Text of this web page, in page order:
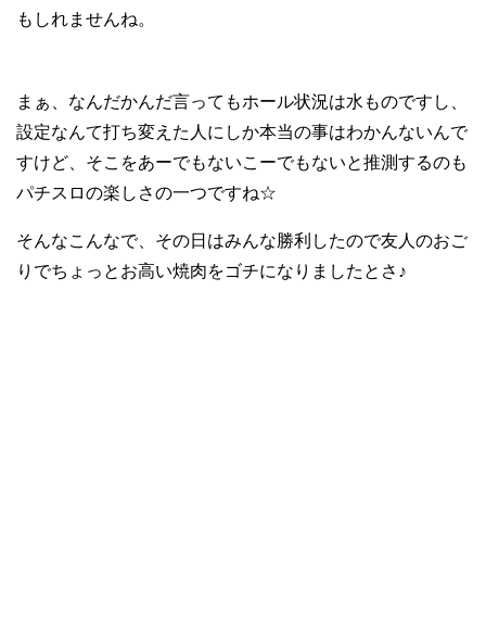
もしれませんね。
まぁ、なんだかんだ言ってもホール状況は水ものですし、
設定なんて打ち変えた人にしか本当の事はわかんないんで
すけど、そこをあーでもないこーでもないと推測するのも
パチスロの楽しさの一つですね☆
そんなこんなで、その日はみんな勝利したので友人のおご
りでちょっとお高い焼肉をゴチになりましたとさ♪